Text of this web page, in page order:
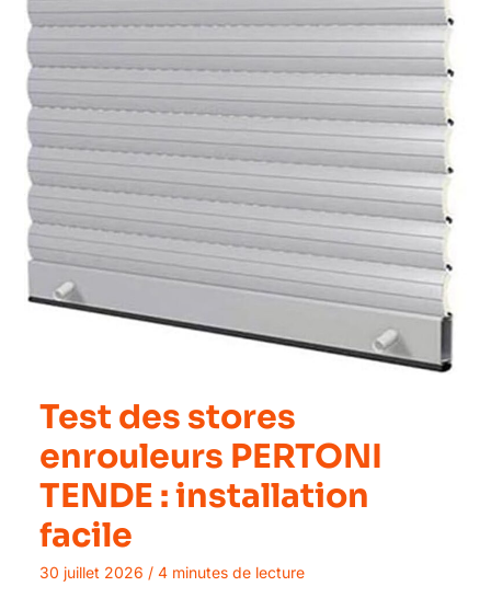
Test des stores
enrouleurs PERTONI
TENDE : installation
facile
30 juillet 2026 / 4 minutes de lecture